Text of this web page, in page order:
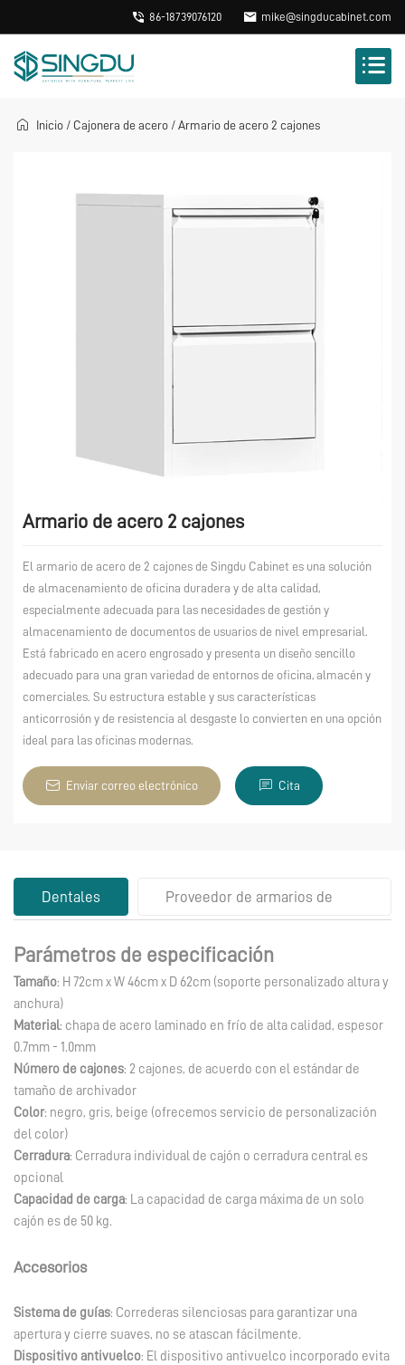
86-18739076120 mike@singducabinet.com
Inicio / Cajonera de acero / Armario de acero 2 cajones
Armario de acero 2 cajones
El armario de acero de 2 cajones de Singdu Cabinet es una solución
de almacenamiento de oficina duradera y de alta calidad,
especialmente adecuada para las necesidades de gestión y
almacenamiento de documentos de usuarios de nivel empresarial.
Está fabricado en acero engrosado y presenta un diseño sencillo
adecuado para una gran variedad de entornos de oficina, almacén y
comerciales. Su estructura estable y sus características
anticorrosión y de resistencia al desgaste lo convierten en una opción
ideal para las oficinas modernas.
Enviar correo electrónico Cita
Dentales Proveedor de armarios de
Parámetros de especificación
Tamaño: H 72cm x W 46cm x D 62cm (soporte personalizado altura y
anchura)
Material: chapa de acero laminado en frío de alta calidad, espesor
0.7mm - 1.0mm
Número de cajones: 2 cajones, de acuerdo con el estándar de
tamaño de archivador
Color: negro, gris, beige (ofrecemos servicio de personalización
del color)
Cerradura: Cerradura individual de cajón o cerradura central es
opcional
Capacidad de carga: La capacidad de carga máxima de un solo
cajón es de 50 kg.
Accesorios
Sistema de guías: Correderas silenciosas para garantizar una
apertura y cierre suaves, no se atascan fácilmente.
Dispositivo antivuelco: El dispositivo antivuelco incorporado evita